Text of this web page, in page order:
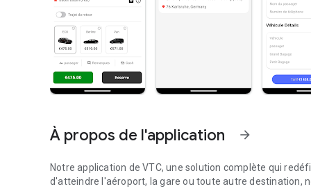
À propos de l'application arrow_forward
Notre application de VTC, une solution complète qui
d'atteindre l'aéroport, la gare ou toute autre destination,